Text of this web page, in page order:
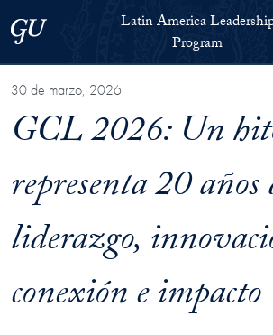
Skip to Latin America Leadership Program
Georgetown UniversityLatin America
Program
30 de marzo, 2026
GCL 2026: Un
representa 20 años
liderazgo,
conexión e impacto